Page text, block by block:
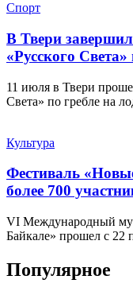
Спорт
В Твери
«Русского
11 июля в Твери
Света» по гребле на
Культура
Фестиваль
более 700
VI Международный
Байкале» прошел с
Популярное